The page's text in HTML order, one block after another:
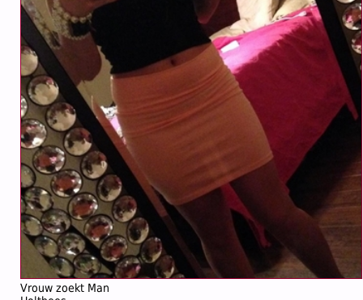
Vrouw zoekt Man